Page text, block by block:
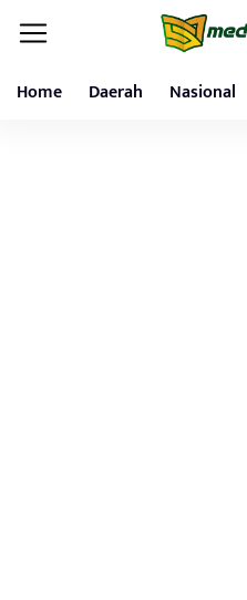
Home Daerah Nasional